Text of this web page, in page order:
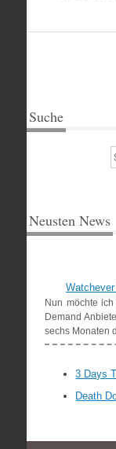
Suche
Neusten News
Nun möchte
Demand
sechs Monaten
3 Days
Death